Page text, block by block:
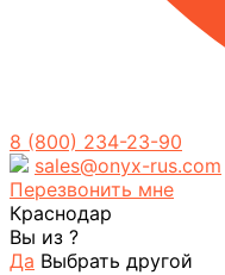
8 (800) 234-23-90
sales@onyx-rus.com
Перезвонить мне
Краснодар
Вы из ?
Да Выбрать другой